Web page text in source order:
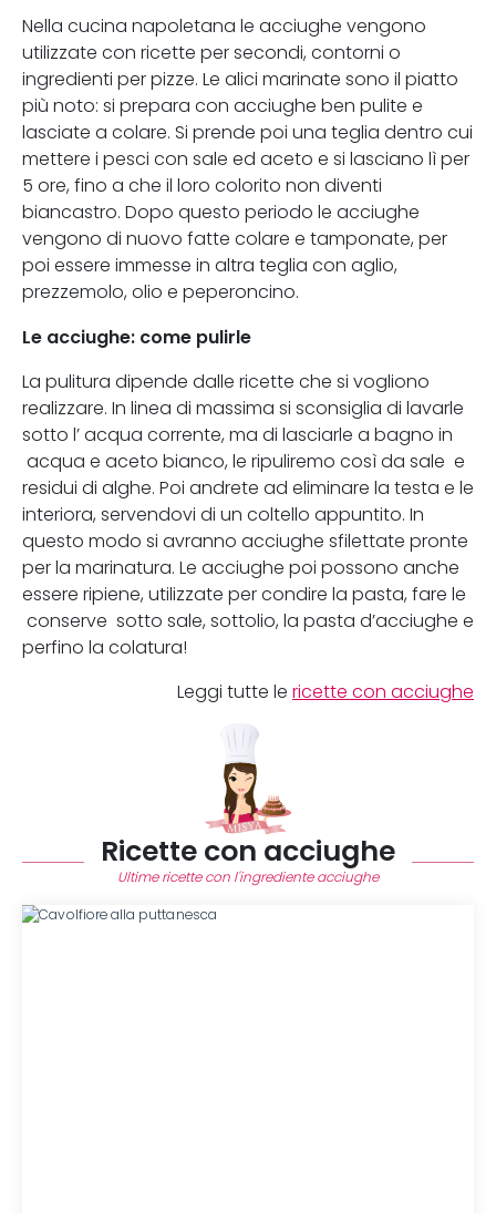
Nella cucina napoletana le acciughe vengono
utilizzate con ricette per secondi, contorni o
ingredienti per pizze. Le alici marinate sono il piatto
più noto: si prepara con acciughe ben pulite e
lasciate a colare. Si prende poi una teglia dentro cui
mettere i pesci con sale ed aceto e si lasciano lì per
5 ore, fino a che il loro colorito non diventi
biancastro. Dopo questo periodo le acciughe
vengono di nuovo fatte colare e tamponate, per
poi essere immesse in altra teglia con aglio,
prezzemolo, olio e peperoncino.
Le acciughe: come pulirle
La pulitura dipende dalle ricette che si vogliono
realizzare. In linea di massima si sconsiglia di lavarle
sotto l’ acqua corrente, ma di lasciarle a bagno in
acqua e aceto bianco, le ripuliremo così da sale e
residui di alghe. Poi andrete ad eliminare la testa e le
interiora, servendovi di un coltello appuntito. In
questo modo si avranno acciughe sfilettate pronte
per la marinatura. Le acciughe poi possono anche
essere ripiene, utilizzate per condire la pasta, fare le
conserve sotto sale, sottolio, la pasta d’acciughe e
perfino la colatura!
Leggi tutte le ricette con acciughe
Ricette con acciughe
Ultime ricette con l'ingrediente acciughe